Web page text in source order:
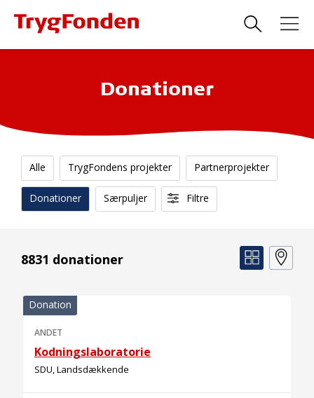
Donationer
Alle TrygFondens projekter Partnerprojekter
Donationer Særpuljer Filtre
8831 donationer
Donation
ANDET
Kodningslaboratorie
SDU, Landsdækkende